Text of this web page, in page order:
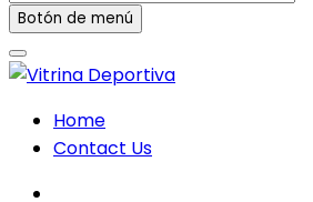
…Botón de menú
Home
Contact Us